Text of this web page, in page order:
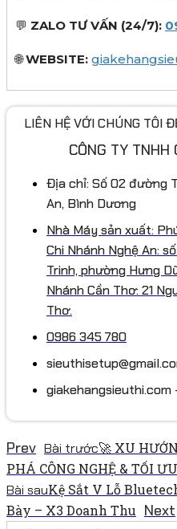
💬 ZALO TƯ VẤN (24/7):
🌐WEBSITE:
LIÊN HỆ VỚI CHÚNG TÔI
CÔNG TY TNHH
Địa chỉ: Số 02 đường
An, Bình Dương
Nhà Máy sản xuất:
Chi Nhánh Nghệ An:
Trinh, phường Hưng
Nhánh Cần Thơ: 21
Thơ.
0986 345 780
Prev Bài trước🚀 XU
PHÁ CÔNG NGHỆ & TỐI
Bài sauKệ Sắt V Lỗ
Bày – X3 Doanh Thu Next